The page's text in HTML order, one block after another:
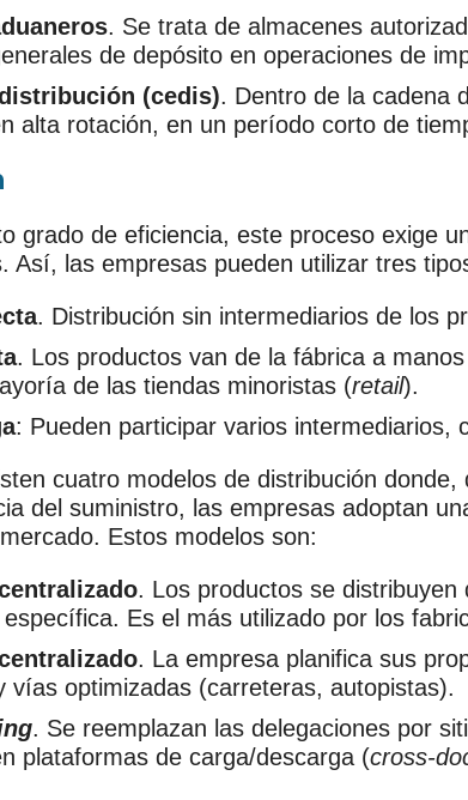
. Se trata de almacenes
de depósito en operaciones de
(cedis). Dentro de la cadena
alta rotación, en un período corto de
grado de eficiencia, este proceso exige
Así, las empresas pueden utilizar tres
. Distribución sin intermediarios de los
. Los productos van de la fábrica a
de las tiendas minoristas (retail).
: Pueden participar varios intermediarios,
cuatro modelos de distribución
del suministro, las empresas adoptan
Estos modelos son:
. Los productos se
Es el más utilizado por los
. La empresa planifica sus
vías optimizadas (carreteras, autopistas).
. Se reemplazan las delegaciones por
plataformas de carga/descarga (cross-